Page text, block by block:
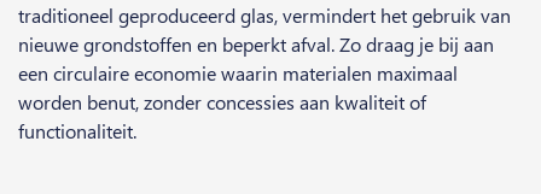
traditioneel geproduceerd glas, vermindert het gebruik van
nieuwe grondstoffen en beperkt afval. Zo draag je bij aan
een circulaire economie waarin materialen maximaal
worden benut, zonder concessies aan kwaliteit of
functionaliteit.